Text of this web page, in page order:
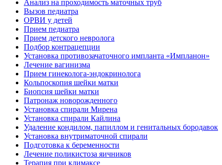
Анализ на проходимость маточных труб
Вызов педиатра
ОРВИ у детей
Прием педиатра
Прием детского невролога
Подбор контрацепции
Установка противозачаточного импланта «Импланон»
Лечение вагинизма
Прием гинеколога-эндокринолога
Кольпоскопия шейки матки
Биопсия шейки матки
Патронаж новорожденного
Установка спирали Мирена
Установка спирали Кайлина
Удаление кондилом, папиллом и генитальных бородавок
Установка внутриматочной спирали
Подготовка к беременности
Лечение поликистоза яичников
Терапия при климаксе